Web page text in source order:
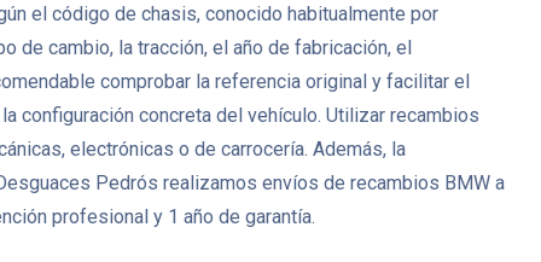
el código de chasis, conocido habitualmente por
de cambio, la tracción, el año de fabricación, el
comprobar la referencia original y facilitar el
configuración concreta del vehículo. Utilizar recambios
electrónicas o de carrocería. Además, la
Pedrós realizamos envíos de recambios BMW a
profesional y 1 año de garantía.